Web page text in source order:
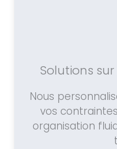
Solutions
Nous
vos
organisation